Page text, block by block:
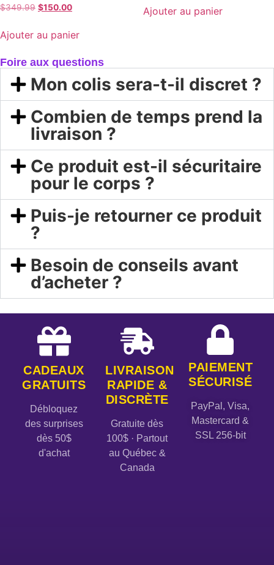
Note
5.00
$349.99 $150.00
Ajouter au panier
Ajouter au panier
Foire aux questions
Mon colis sera-t-il discret ?
Combien de temps prend la
livraison ?
Ce produit est-il sécuritaire
pour le corps ?
Puis-je retourner ce produit
?
Besoin de conseils avant
d’acheter ?
CADEAUX
GRATUITS
Débloquez
des surprises
dès 50$
d'achat
LIVRAISON
RAPIDE &
DISCRÈTE
Gratuite dès
100$ · Partout
au Québec &
Canada
PAIEMENT
SÉCURISÉ
PayPal, Visa,
Mastercard &
SSL 256-bit